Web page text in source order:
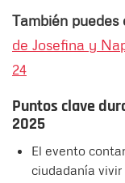
También puedes
de Josefina y
24
Puntos clave
2025
El evento
ciudadanía